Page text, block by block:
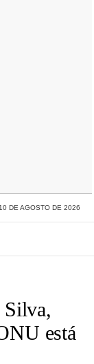
DE AGOSTO DE 2026
está